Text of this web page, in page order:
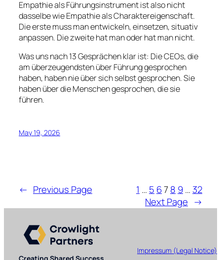
Empathie als Führungsinstrument ist also nicht
dasselbe wie Empathie als Charaktereigenschaft.
Die erste muss man entwickeln, einsetzen, situativ
anpassen. Die zweite hat man oder hat man nicht.
Was uns nach 13 Gesprächen klar ist: Die CEOs, die
am überzeugendsten über Führung gesprochen
haben, haben nie über sich selbst gesprochen. Sie
haben über die Menschen gesprochen, die sie
führen.
May 19, 2026
← Previous Page 1 … 5 678 9… 32
Next Page →
Impressum (Legal Notice)